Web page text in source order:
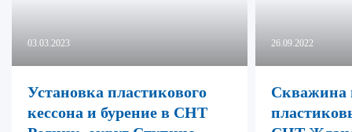
03.03.2023
Установка пластикового
кессона и бурение в СНТ
26.09.2022
Скважина